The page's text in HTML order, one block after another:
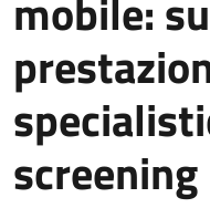
mobile:
screening